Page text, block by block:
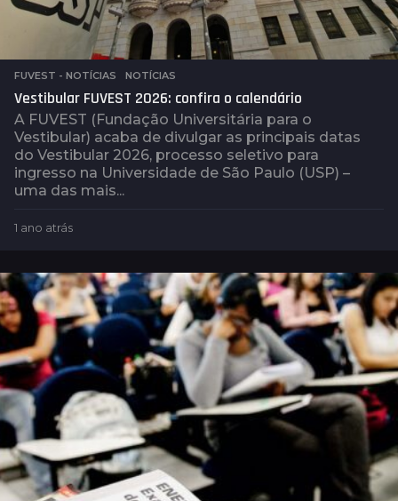
FUVEST - NOTÍCIAS ,NOTÍCIAS
Vestibular FUVEST 2026: confira o calendário
A FUVEST (Fundação Universitária para o
Vestibular) acaba de divulgar as principais datas
do Vestibular 2026, processo seletivo para
ingresso na Universidade de São Paulo (USP) –
uma das mais...
1 ano atrás
o
a
t
r
s